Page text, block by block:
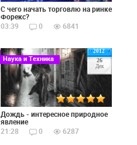
С чего начать торговлю на ринке
Форекс?
03:39
0 6841
2012
26
Дек
Наука и Техника
Дождь - интересное природное
явление
21:28
0 6287